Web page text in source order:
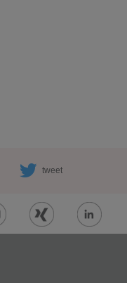
tweet